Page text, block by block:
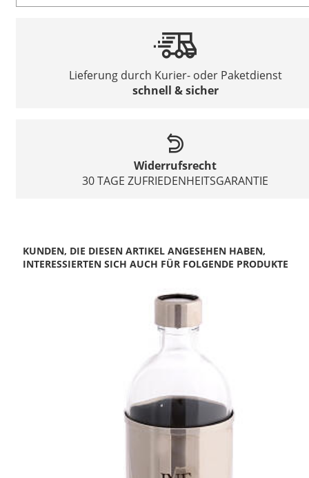
Lieferung durch Kurier- oder Paketdienst
schnell & sicher
Widerrufsrecht
30 TAGE ZUFRIEDENHEITSGARANTIE
KUNDEN, DIE DIESEN ARTIKEL ANGESEHEN HABEN,
INTERESSIERTEN SICH AUCH FÜR FOLGENDE PRODUKTE